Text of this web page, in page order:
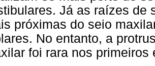
Já as raízes de
próximas do seio
No entanto, a
foi rara nos primeiros